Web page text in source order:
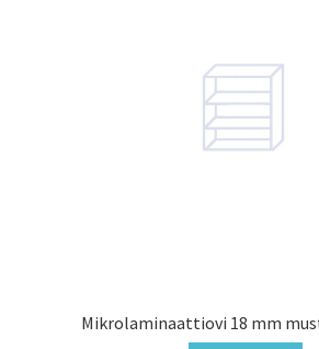
Mikrolaminaattiovi 18 mm